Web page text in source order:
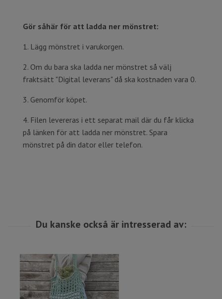
Gör såhär för att ladda ner mönstret:
1. Lägg mönstret i varukorgen.
2. Om du bara ska ladda ner mönstret så välj
fraktsätt "Digital leverans" då ska kostnaden vara 0.
3. Genomför köpet.
4. Filen levereras i ett separat mail där du får klicka
på länken för att ladda ner mönstret. Spara
mönstret på din dator eller telefon.